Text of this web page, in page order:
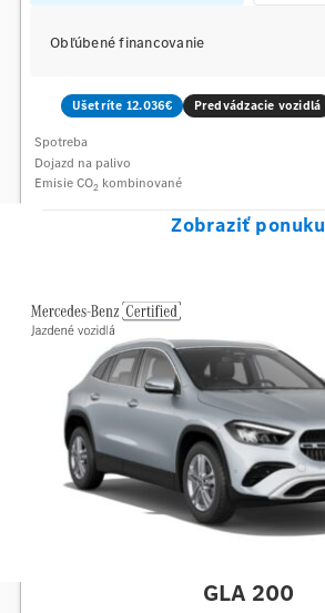
Obľúbené financovanie
Ušetríte 12.036€ Predvádzacie vozidlá
Spotreba
Dojazd na palivo
Emisie CO2 kombinované
Zobraziť ponuku
GLA 200